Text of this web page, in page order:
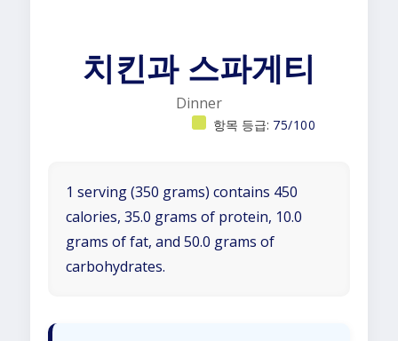
치킨과 스파게티
Dinner
항목 등급: 75/100
1 serving (350 grams) contains 450
calories, 35.0 grams of protein, 10.0
grams of fat, and 50.0 grams of
carbohydrates.